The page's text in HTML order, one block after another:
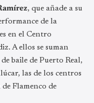
, que añade a su
de la
en el Centro
A ellos se suman
baile de Puerto Real,
las de los centros
Flamenco de